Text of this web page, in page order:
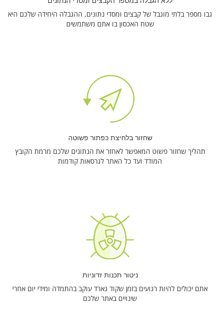
גבו מספר בלתי מוגבל של קבצים ומסדי נתונים, ההגבלה היחידה שלכם היא
שטח האכסון בו אתם משתמשים
שחזור בלחיצת כפתור פשוטה
תהליך שחזור פשוט המאפשר לאחזר את הנתונים שלכם מרמת הקובץ
המודד ועד כל האתר לגרסאות קודמות
ניטור תכנות זדוניות
אתם יכולים להיות רגועים בזמן שקוד גארד עוקב בהתמדה ומידי יום אחרי
שינויים באתר שלכם